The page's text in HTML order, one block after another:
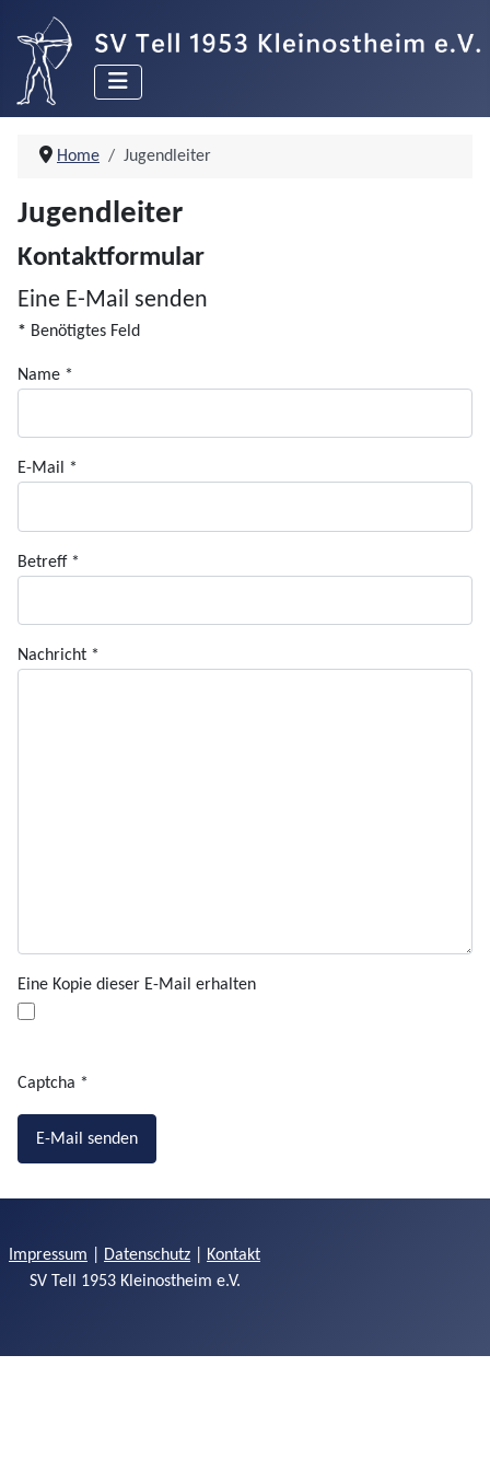
Home Jugendleiter
Jugendleiter
Kontaktformular
Eine E-Mail senden
* Benötigtes Feld
Name *
E-Mail *
Betreff*
Nachricht *
Eine Kopie dieser E-Mail erhalten
Captcha *
E-Mail senden
Impressum Datenschutz
Kontakt
SV Tell 1953 Kleinostheim e.V.